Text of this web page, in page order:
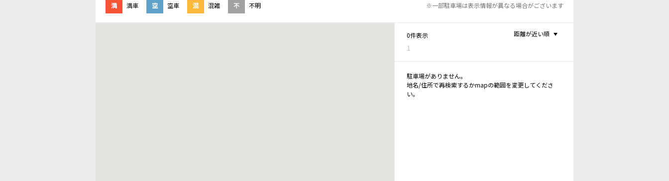
満 満車 空 空車 混 混雑 不 不明 ※一部駐車場は表示情報が異なる場合がございます
0件表示
1
距離が近い順
駐車場がありません。
地名/住所で再検索するかmapの範囲を変更してくださ
い。